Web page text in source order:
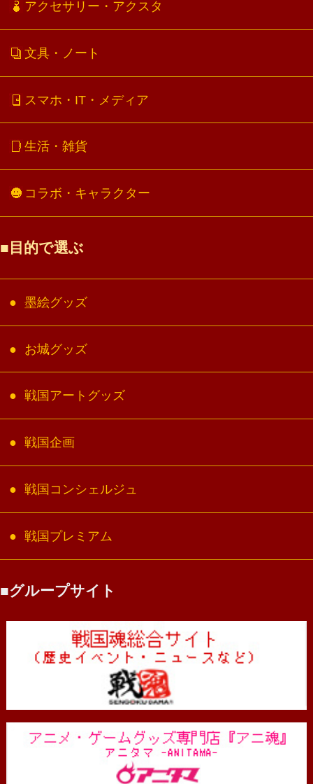
アクセサリー・アクスタ
文具・ノート
スマホ・IT・メディア
生活・雑貨
コラボ・キャラクター
目的で選ぶ
墨絵グッズ
お城グッズ
戦国アートグッズ
戦国企画
戦国コンシェルジュ
戦国プレミアム
グループサイト